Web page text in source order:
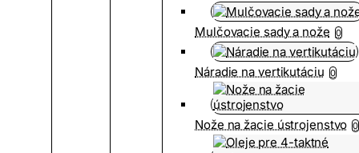
Mulčovacie sady a nože 0
Náradie na vertikutáciu 0
Nože na žacie ústrojenstvo 0